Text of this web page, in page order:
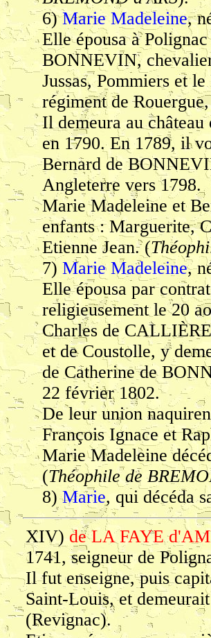
6)Marie Madeleine,
Elle épousa à
BONNEVIN,
Jussas, Pommiers et
régiment de
Il demeura au château
en 1790. En 1789, il
Bernard de
Angleterre vers 1798.
Marie Madeleine et
enfants : Marguerite,
Etienne Jean. (
7) Marie Madeleine,
Elle épousa par
religieusement le 20
Charles de
et de Coustolle, y
de Catherine de
22 février 1802.
De leur union
François Ignace et
Marie Madeleine
(Théophile de
8)Marie, qui décéda
XIV) de LA FAYE
1741, seigneur de
Il fut enseigne, puis
Saint-Louis, et
(Revignac).